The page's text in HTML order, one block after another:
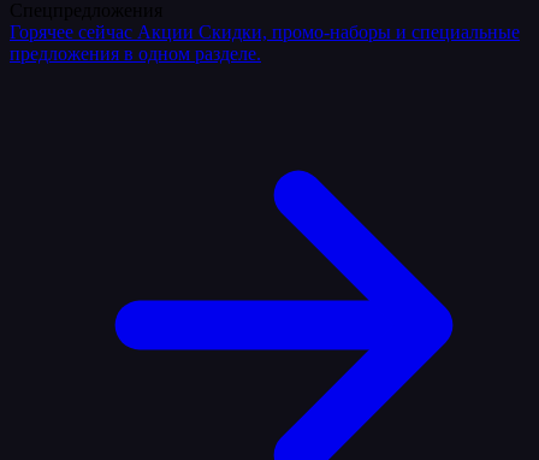
Горячее сейчас Акции Скидки, промо-наборы и специальные
предложения в одном разделе.